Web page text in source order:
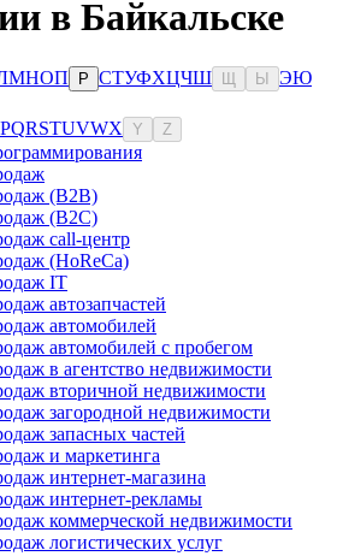
в Байкальске
МНОП Р СТУФХЦЧШ Ы ЭЮ
PQRSTUVWX Y Z
(B2B)
(B2C)
call-центр
(HoReCa)
IT
автозапчастей
автомобилей
автомобилей с пробегом
в агентство недвижимости
вторичной недвижимости
загородной недвижимости
запасных частей
и маркетинга
интернет-магазина
интернет-рекламы
коммерческой недвижимости
логистических услуг